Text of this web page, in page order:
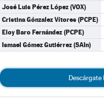
José Luis Pérez López (VOX)
Cristina Gónzalez Vítores (PCPE)
Eloy Baro Fernández (PCPE)
Ismael Gómez Gutiérrez (SAIn)
Descárgate